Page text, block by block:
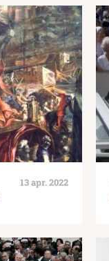
13 apr. 2022